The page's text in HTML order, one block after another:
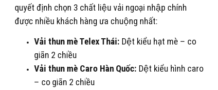
quyết định chọn 3 chất liệu vải ngoại nhập chính
được nhiều khách hàng ưa chuộng nhất:
Vải thun mè Telex Thái: Dệt kiểu hạt mè – co
giãn 2 chiều
Vải thun mè Caro Hàn Quốc: Dệt kiểu hình caro
– co giãn 2 chiều